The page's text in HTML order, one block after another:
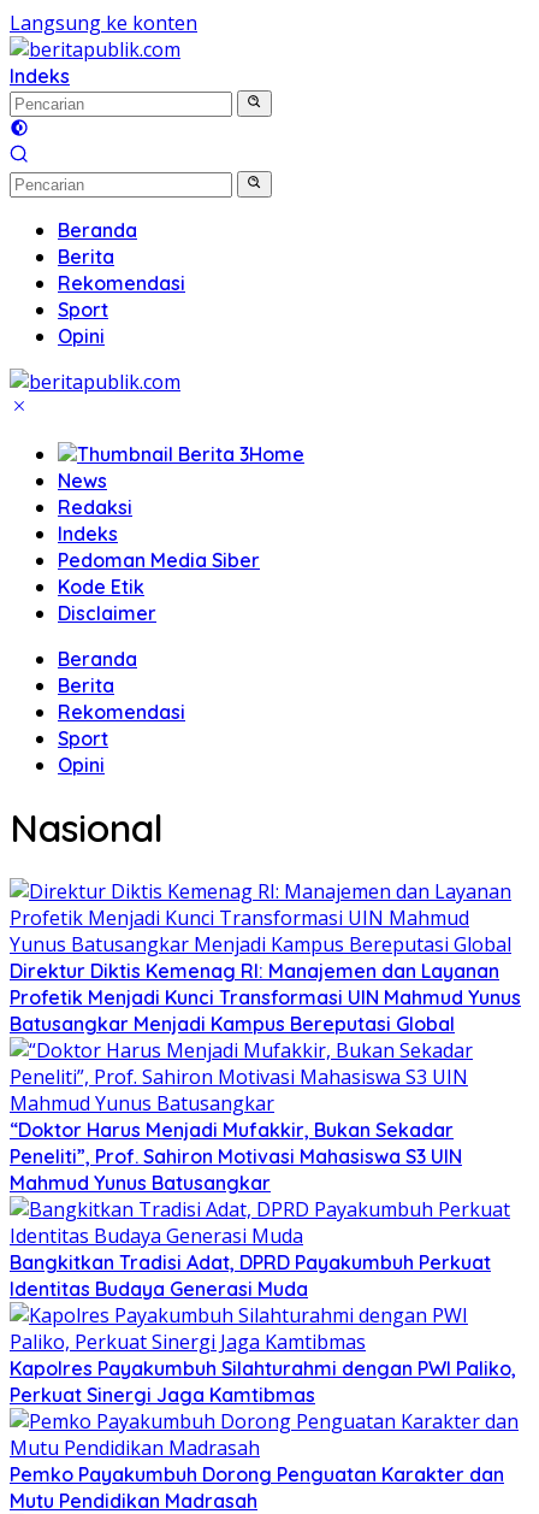
Langsung ke konten
Indeks
Beranda
Berita
Rekomendasi
Sport
Opini
Home
News
Redaksi
Indeks
Pedoman Media Siber
Kode Etik
Disclaimer
Beranda
Berita
Rekomendasi
Sport
Opini
Nasional
Direktur Diktis Kemenag RI: Manajemen dan Layanan
Profetik Menjadi Kunci Transformasi UIN Mahmud Yunus
Batusangkar Menjadi Kampus Bereputasi Global
“Doktor Harus Menjadi Mufakkir, Bukan Sekadar
Peneliti”, Prof. Sahiron Motivasi Mahasiswa S3 UIN
Mahmud Yunus Batusangkar
Bangkitkan Tradisi Adat, DPRD Payakumbuh Perkuat
Identitas Budaya Generasi Muda
Kapolres Payakumbuh Silahturahmi dengan PWI Paliko,
Perkuat Sinergi Jaga Kamtibmas
Pemko Payakumbuh Dorong Penguatan Karakter dan
Mutu Pendidikan Madrasah